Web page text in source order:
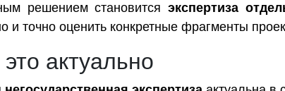
решением становитсяэкспертиза
и точно оценить конкретные фрагменты
актуально